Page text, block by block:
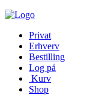
Privat
Erhverv
Bestilling
Log på
Kurv
Shop